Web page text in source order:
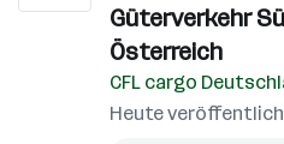
Güterverkehr
Österreich
CFL cargo
Heute